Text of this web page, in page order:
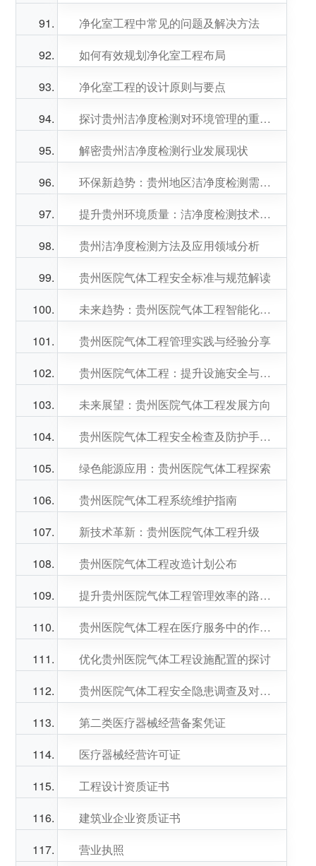
净化室工程中常见的问题及解决方法
如何有效规划净化室工程布局
净化室工程的设计原则与要点
探讨贵州洁净度检测对环境管理的重要性
解密贵州洁净度检测行业发展现状
环保新趋势：贵州地区洁净度检测需求激增
提升贵州环境质量：洁净度检测技术探究
贵州洁净度检测方法及应用领域分析
贵州医院气体工程安全标准与规范解读
未来趋势：贵州医院气体工程智能化发展展望
贵州医院气体工程管理实践与经验分享
贵州医院气体工程：提升设施安全与效率
未来展望：贵州医院气体工程发展方向
贵州医院气体工程安全检查及防护手册发布
绿色能源应用：贵州医院气体工程探索
贵州医院气体工程系统维护指南
新技术革新：贵州医院气体工程升级
贵州医院气体工程改造计划公布
提升贵州医院气体工程管理效率的路径探讨
贵州医院气体工程在医疗服务中的作用和意义
优化贵州医院气体工程设施配置的探讨
贵州医院气体工程安全隐患调查及对策建议
第二类医疗器械经营备案凭证
医疗器械经营许可证
工程设计资质证书
建筑业企业资质证书
营业执照